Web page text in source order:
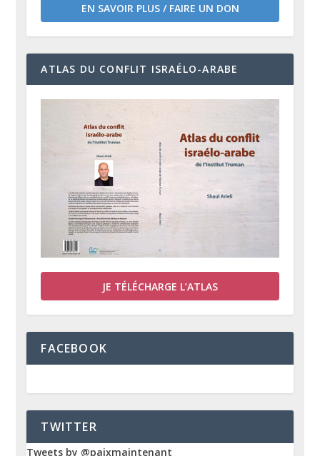
EN SAVOIR PLUS / FAIRE UN DON
ATLAS DU CONFLIT ISRAÉLO-ARABE
JE TÉLÉCHARGE L’ATLAS
FACEBOOK
TWITTER
Tweets by @paixmaintenant